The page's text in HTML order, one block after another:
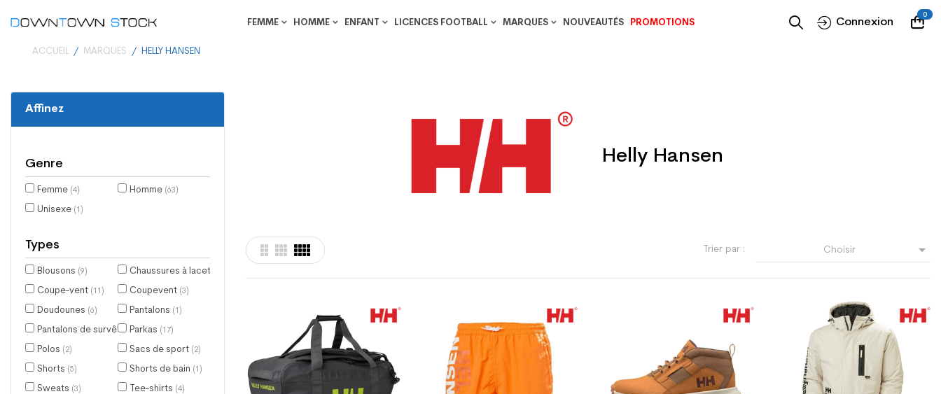
FEMME HOMME ENFANT LICENCES FOOTBALL MARQUES NOUVEAUTÉS PROMOTIONS Connexion
0
ACCUEIL MARQUES HELLY HANSEN
Affinez
Genre
Femme (4) Homme (63)
Unisexe (1)
Types
Blousons (9) Chaussures à lacets
Coupe-vent (11) Coupevent (3)
Doudounes (6) Pantalons (1)
Pantalons de survêtement(2)
Parkas (17)
Polos (2) Sacs de sport (2)
Shorts (5) Shorts de bain (1)
Sweats (3) Tee-shirts (4)
Helly Hansen
Trier par : Choisir 